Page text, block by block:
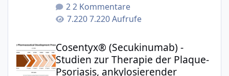
2 Kommentare
7.220 Aufrufe
Cosentyx® (Secukinumab) -
Studien zur Therapie der Plaque-
Psoriasis, ankylosierender